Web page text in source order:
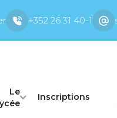
+352 26 31 40-1
Le
Inscriptions